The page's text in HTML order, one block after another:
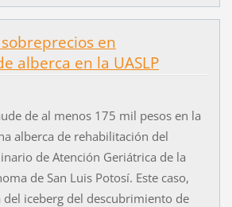
en
alberca en la UASLP
de al menos 175 mil pesos en la
alberca de rehabilitación del
de Atención Geriátrica de la
de San Luis Potosí. Este caso,
iceberg del descubrimiento de